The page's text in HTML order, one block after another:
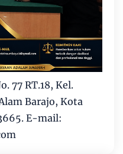
77 RT.18, Kel.
Barajo, Kota
E-mail: